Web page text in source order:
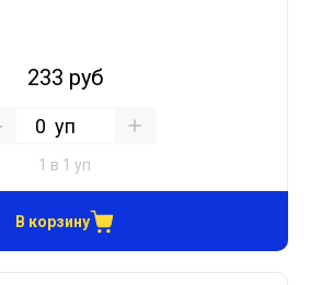
233 руб
уп
1 в 1 уп
В корзину